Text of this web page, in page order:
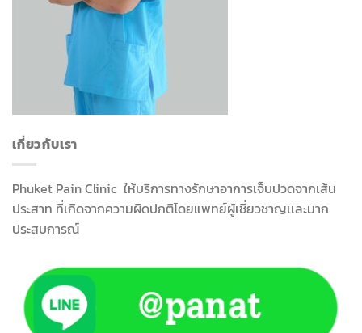
เกี่ยวกับเรา
Phuket Pain Clinic ให้บริการทางรักษาอาการเจ็บปวดจากเส้น
ประสาท ที่เกิดจากความผิดปกติโดยแพทย์ผู้เชี่ยวชาญเเละมาก
ประสบการณ์